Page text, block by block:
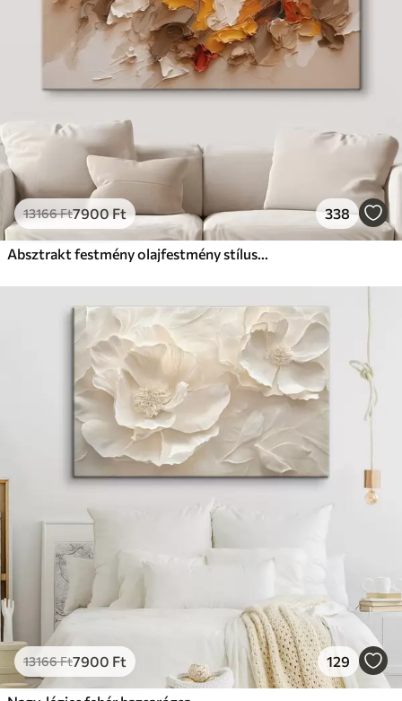
13166Ft7900Ft 338
Absztrakt festmény olajfestmény stílusban
13166Ft7900 Ft 129